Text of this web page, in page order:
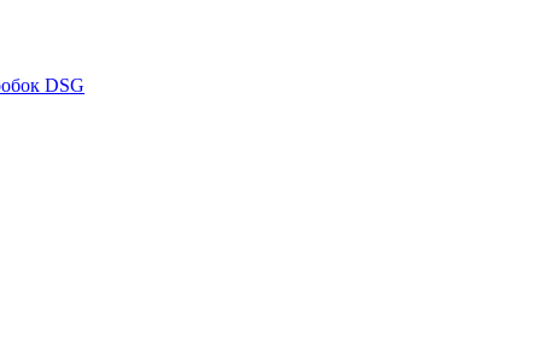
DSG